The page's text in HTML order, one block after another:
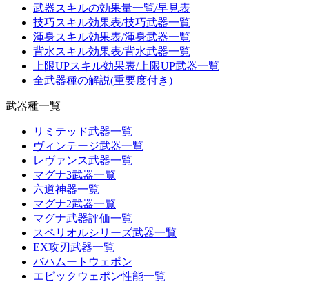
武器スキルの効果量一覧/早見表
技巧スキル効果表/技巧武器一覧
渾身スキル効果表/渾身武器一覧
背水スキル効果表/背水武器一覧
上限UPスキル効果表/上限UP武器一覧
全武器種の解説(重要度付き)
武器種一覧
リミテッド武器一覧
ヴィンテージ武器一覧
レヴァンス武器一覧
マグナ3武器一覧
六道神器一覧
マグナ2武器一覧
マグナ武器評価一覧
スペリオルシリーズ武器一覧
EX攻刃武器一覧
バハムートウェポン
エピックウェポン性能一覧